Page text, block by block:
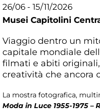
26/06 - 15/11/2026
Musei Capitolini
Viaggio dentro un
capitale mondiale
filmati e abiti originali,
creatività che ancora
La mostra fotografica,
Moda in Luce 1955-1975